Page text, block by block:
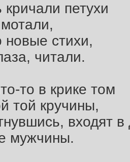
петухи
новые стихи,
читали.
то в крике том
той кручины,
входят
мужчины.